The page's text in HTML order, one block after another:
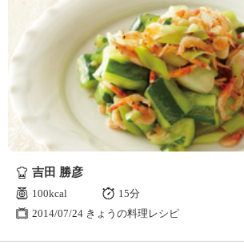
吉田 勝彦
100kcal
15分
2014/07/24 きょうの料理レシピ